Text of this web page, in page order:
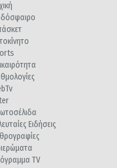
Ειδήσεις
TV